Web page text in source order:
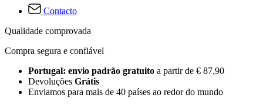
Contacto
Qualidade comprovada
Compra segura e confiável
Portugal: envio padrão gratuito a partir de € 87,90
Devoluções Grátis
Enviamos para mais de 40 países ao redor do mundo